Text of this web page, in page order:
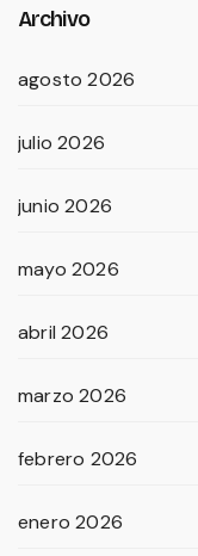
Archivo
agosto 2026
julio 2026
junio 2026
mayo 2026
abril 2026
marzo 2026
febrero 2026
enero 2026